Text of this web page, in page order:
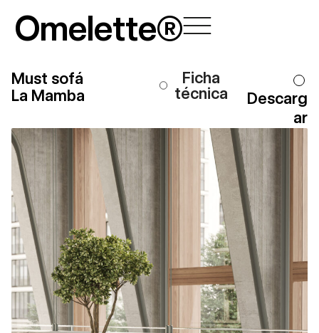
contenido
Omelette®
Must sofá
La Mamba
Descarg
ar
Ficha
técnica